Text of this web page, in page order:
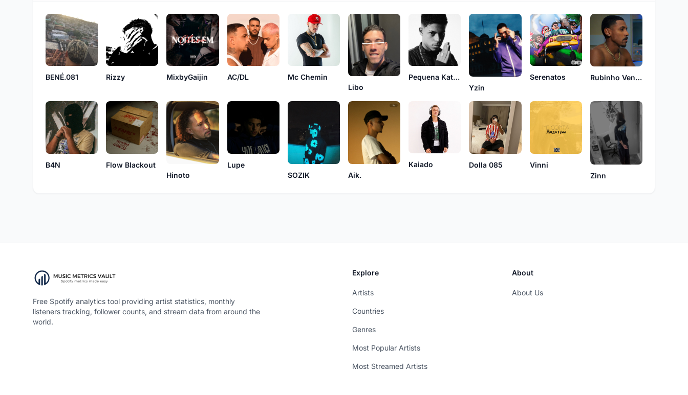
BENÉ.081 Rizzy MixbyGaijin AC/DL
Mc Chemin
Libo
Pequena Katana
Yzin
Serenatos Rubinho Ventura
B4N
Flow Blackout
Hinoto
Lupe
SOZIK
Aik.
Kaiado Dolla 085
Vinni
Zinn
Free Spotify analytics tool providing artist statistics, monthly
listeners tracking, follower counts, and stream data from around the
world.
Explore
Artists
Countries
Genres
Most Popular Artists
Most Streamed Artists
About
About Us